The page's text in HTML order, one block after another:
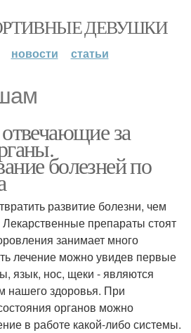
ДЕВУШКИ
новости статьи
за
болезней по
развитие болезни, чем
препараты стоят
занимает много
лечение можно увидев первые
язык, нос, щеки - являются
нашего здоровья. При
органов можно
в работе какой-либо системы.